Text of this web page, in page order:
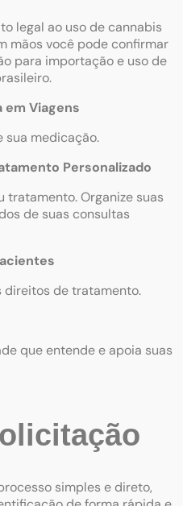
legal ao uso de cannabis
mãos você pode confirmar
para importação e uso de
em Viagens
sua medicação.
Personalizado
tratamento. Organize suas
de suas consultas
direitos de tratamento.
que entende e apoia suas
simples e direto,